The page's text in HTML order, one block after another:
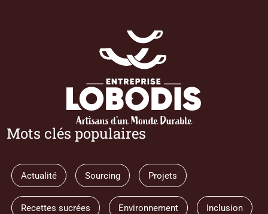
Mots clés populaires
Actualité Sourcing Projets
Recettes sucrées Environnement Inclusion